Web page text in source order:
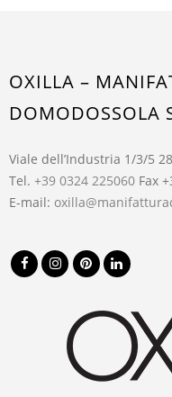
OXILLA –
DOMODOSSOLA
Viale dell’Industria 1/3/5
Tel. +39 0324 225060 Fax
E-mail: